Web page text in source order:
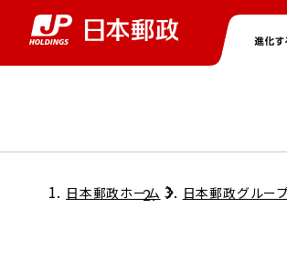
グループ情報トップ
株主・投資家情報ト
ニューストップ
サステナビリティト
採用情報トップ
日本郵政ホーム 日本郵政グルー